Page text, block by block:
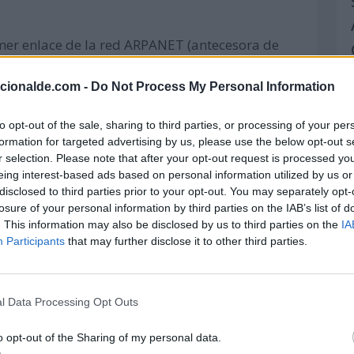
- Do Not Process My Personal Information
opt-out of the sale, sharing to third parties, or processing of your
for targeted advertising by us, please use the below opt-out
selection. Please note that after your opt-out request is processed
interest-based ads based on personal information utilized by us
to third parties prior to your opt-out. You may separately
of your personal information by third parties on the IAB’s list of
This information may also be disclosed by us to third parties on the
Participants that may further disclose it to other third parties.
Data Processing Opt Outs
opt-out of the Sharing of my personal data.
enlace de la red ARPANET (antecesora de
ubicadas en la UCLA (Universidad de
Stanford.
de Londres (Reino Unido) anuncian
'eslabones perdidos', es un fraude.
se hunde en el mar Egeo tras chocar
Primera Guerra Mundial. 29 personas
anuncia la invención del fonógrafo en